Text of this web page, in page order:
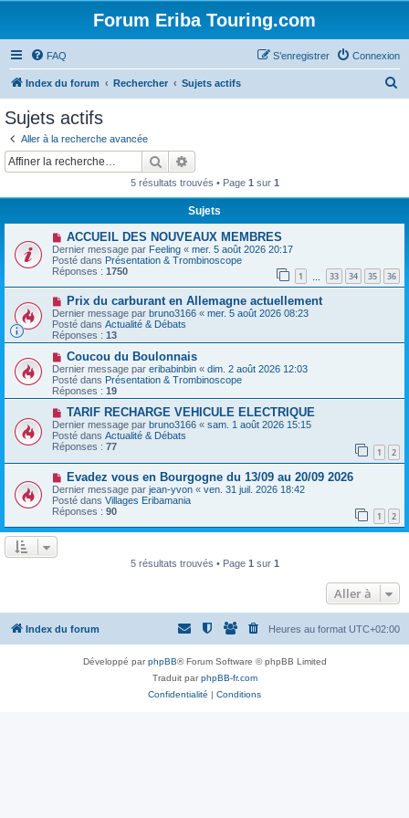
Forum Eriba Touring.com
FAQ Connexion
S’enregistrer
Index du forum Rechercher Sujets actifs
Sujets actifs
Aller à la recherche avancée
Rechercher
5 résultats trouvés • Page 1 sur 1
Sujets
N
o
u
v
e
a
m
e
s
s
a
g
e
ACCUEIL DES NOUVEAUX MEMBRES
Dernier message par Feeling « mer. 5 août 2026 20:17
Posté dans Présentation & Trombinoscope
Réponses : 1750 1 33 34 35 36
N
o
u
v
e
a
m
e
s
s
g
e
Prix ​​du carburant en Allemagne actuellement
Dernier message par bruno3166 « mer. 5 août 2026 08:23
Posté dans Actualité & Débats
Réponses : 13
N
o
u
v
e
a
m
e
s
s
a
g
e
Coucou du Boulonnais
Dernier message par eribabinbin « dim. 2 août 2026 12:03
Posté dans Présentation & Trombinoscope
Réponses : 19
N
o
u
v
e
a
u
m
e
s
s
a
TARIF RECHARGE VEHICULE ELECTRIQUE
Dernier message par bruno3166 « sam. 1 août 2026 15:15
Posté dans Actualité & Débats
Réponses : 77 1 2
N
o
u
v
e
a
Evadez vous en Bourgogne du 13/09 au 20/09 2026
Dernier message par jean-yvon « ven. 31 juil. 2026 18:42
Posté dans Villages Eribamania
Réponses : 90 1 2
5 résultats trouvés • Page 1sur 1
Aller à
Index du forum Heures au format UTC+02:00
Développé parphpBB® Forum Software © phpBB Limited
Traduit parphpBB-fr.com
Confidentialité
Conditions